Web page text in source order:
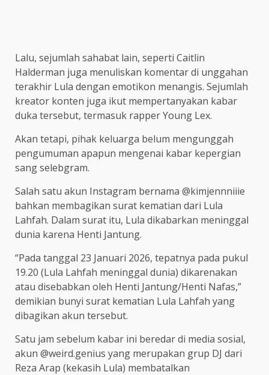
Lalu, sejumlah sahabat lain, seperti Caitlin
Halderman juga menuliskan komentar di unggahan
terakhir Lula dengan emotikon menangis. Sejumlah
kreator konten juga ikut mempertanyakan kabar
duka tersebut, termasuk rapper Young Lex.
Akan tetapi, pihak keluarga belum mengunggah
pengumuman apapun mengenai kabar kepergian
sang selebgram.
Salah satu akun Instagram bernama @kimjennniiie
bahkan membagikan surat kematian dari Lula
Lahfah. Dalam surat itu, Lula dikabarkan meninggal
dunia karena Henti Jantung.
“Pada tanggal 23 Januari 2026, tepatnya pada pukul
19.20 (Lula Lahfah meninggal dunia) dikarenakan
atau disebabkan oleh Henti Jantung/Henti Nafas,”
demikian bunyi surat kematian Lula Lahfah yang
dibagikan akun tersebut.
Satu jam sebelum kabar ini beredar di media sosial,
akun @weird.genius yang merupakan grup DJ dari
Reza Arap (kekasih Lula) membatalkan